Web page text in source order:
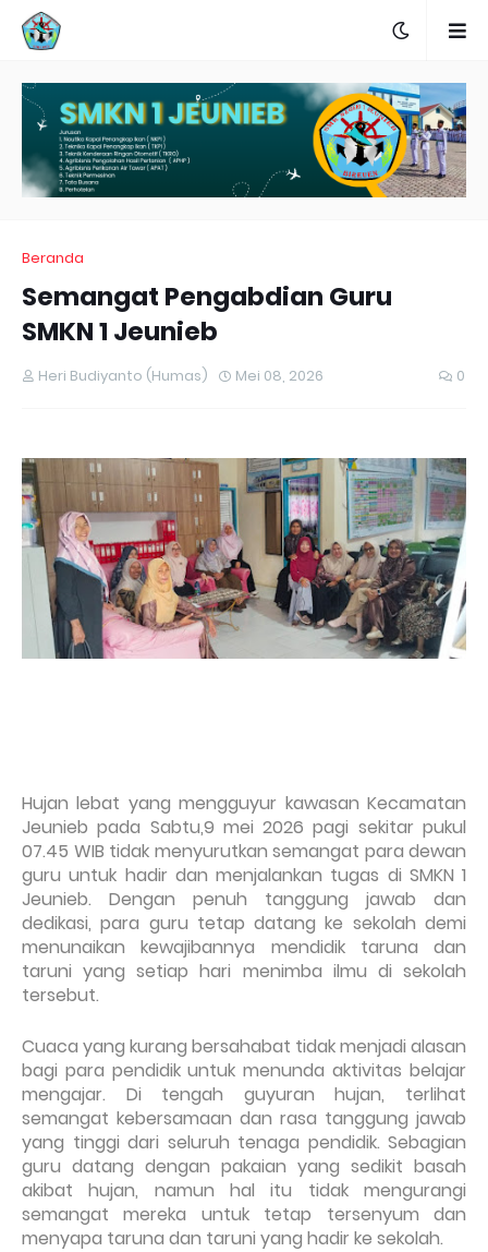
Beranda
Semangat Pengabdian Guru
SMKN 1 Jeunieb
Heri Budiyanto (Humas) Mei 08, 2026 0
Hujan lebat yang mengguyur kawasan Kecamatan
Jeunieb pada Sabtu,9 mei 2026 pagi sekitar pukul
07.45 WIB tidak menyurutkan semangat para dewan
guru untuk hadir dan menjalankan tugas di SMKN 1
Jeunieb. Dengan penuh tanggung jawab dan
dedikasi, para guru tetap datang ke sekolah demi
menunaikan kewajibannya mendidik taruna dan
taruni yang setiap hari menimba ilmu di sekolah
tersebut.
Cuaca yang kurang bersahabat tidak menjadi alasan
bagi para pendidik untuk menunda aktivitas belajar
mengajar. Di tengah guyuran hujan, terlihat
semangat kebersamaan dan rasa tanggung jawab
yang tinggi dari seluruh tenaga pendidik. Sebagian
guru datang dengan pakaian yang sedikit basah
akibat hujan, namun hal itu tidak mengurangi
semangat mereka untuk tetap tersenyum dan
menyapa taruna dan taruni yang hadir ke sekolah.